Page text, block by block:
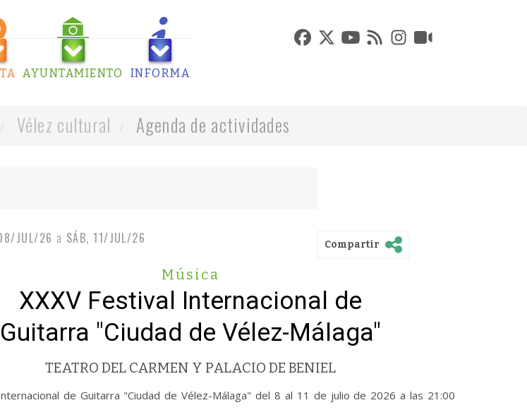
AYUNTAMIENTO INFORMA
Vélez cultural Agenda de actividades
JUL/26 a SÁB, 11/JUL/26 Compartir
Música
XXXV Festival Internacional de
Guitarra "Ciudad de Vélez-Málaga"
TEATRO DEL CARMEN Y PALACIO DE BENIEL
de Guitarra "Ciudad de Vélez-Málaga" del 8 al 11 de julio de 2026 a las 21:00